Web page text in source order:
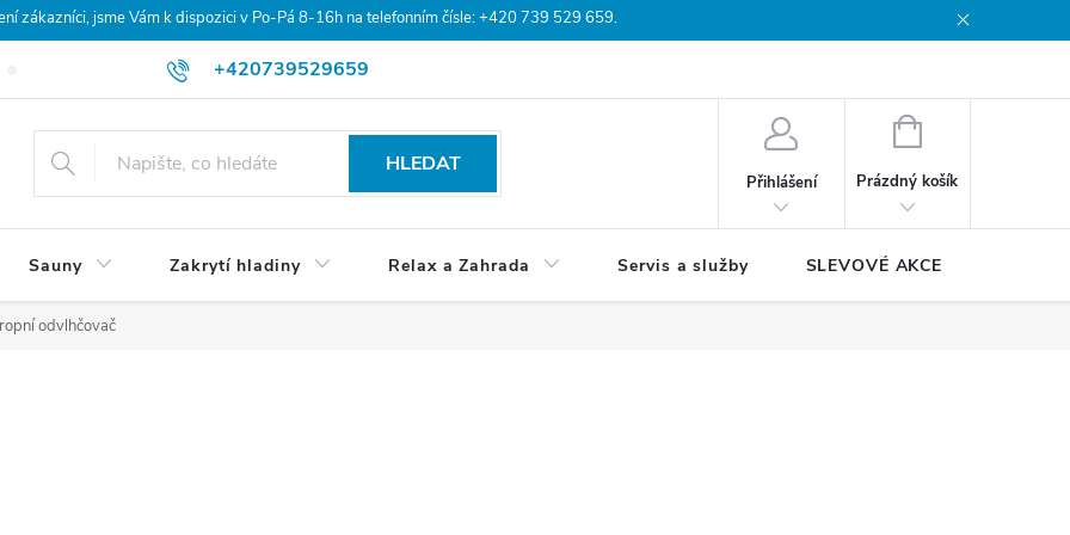
zákazníci, jsme Vám k dispozici v Po-Pá 8-16h na telefonním čísle: +420 739 529 659.
+420739529659
Hodnocení obchodu Doprava a platba
HLEDAT
Přihlášení
NÁKUPNÍ
Prázdný košík
Sauny Zakrytí hladiny Relax a Zahrada Servis a služby SLEVOVÉ AKCE
odvlhčovač